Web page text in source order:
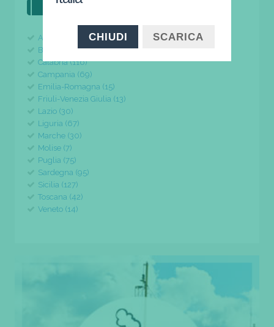
Abruzzo (24)
Basilicata (11)
Calabria (116)
Campania (69)
Emilia-Romagna (15)
Friuli-Venezia Giulia (13)
Lazio (30)
Liguria (67)
Marche (30)
Molise (7)
Puglia (75)
Sardegna (95)
Sicilia (127)
Toscana (42)
Veneto (14)
CHIUDI SCARICA